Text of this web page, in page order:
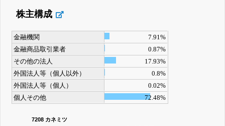
株主構成
金融機関
7.91%
金融商品取引業者
0.87%
その他の法人
17.93%
外国法人等（個人以外）
0.8%
外国法人等（個人）
0.02%
個人その他
72.48%
7208 カネミツ